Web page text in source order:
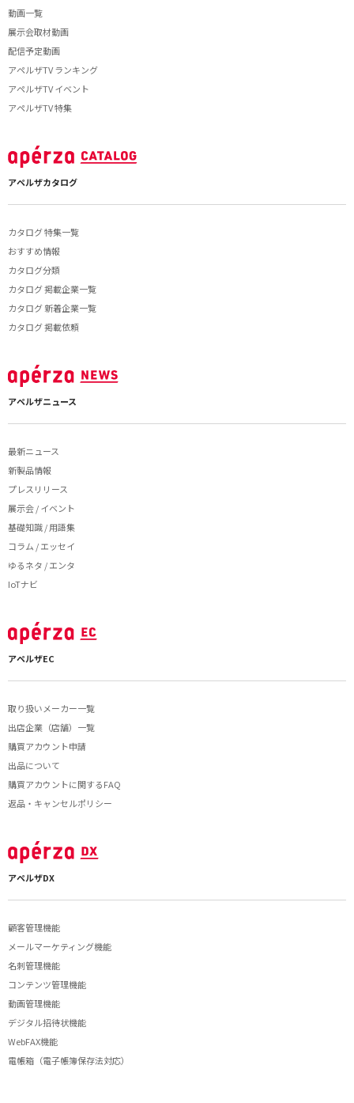
動画一覧
展示会取材動画
配信予定動画
アペルザTV ランキング
アペルザTV イベント
アペルザTV 特集
アペルザカタログ
カタログ 特集一覧
おすすめ情報
カタログ分類
カタログ 掲載企業一覧
カタログ 新着企業一覧
カタログ 掲載依頼
アペルザニュース
最新ニュース
新製品情報
プレスリリース
展示会 / イベント
基礎知識 / 用語集
コラム / エッセイ
ゆるネタ / エンタ
IoTナビ
アペルザEC
取り扱いメーカー一覧
出店企業（店舗）一覧
購買アカウント申請
出品について
購買アカウントに関するFAQ
返品・キャンセルポリシー
アペルザDX
顧客管理機能
メールマーケティング機能
名刺管理機能
コンテンツ管理機能
動画管理機能
デジタル招待状機能
WebFAX機能
電帳箱（電子帳簿保存法対応）